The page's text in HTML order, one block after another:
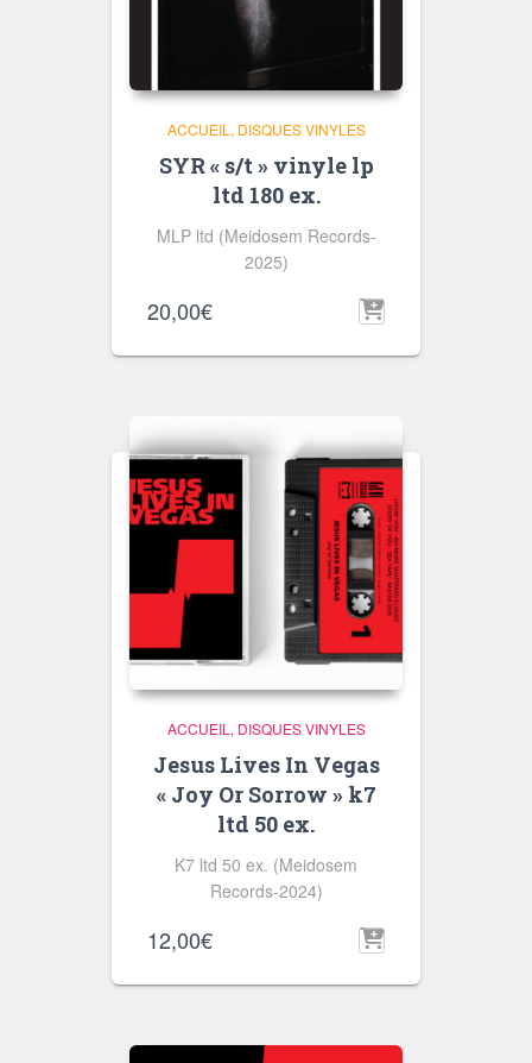
ACCUEIL DISQUES VINYLES
SYR « s/t » vinyle lp
ltd 180 ex.
MLP ltd (Meidosem Records-
2025)
20,00€
ACCUEIL DISQUES VINYLES
Jesus Lives In Vegas
« Joy Or Sorrow » k7
ltd 50 ex.
K7 ltd 50 ex. (Meidosem
Records-2024)
12,00€